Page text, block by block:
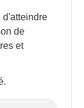
d'atteindre
de
et